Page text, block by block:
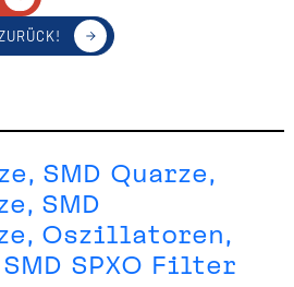
SMD Quarze,
SMD
Oszillatoren,
SPXO Filter